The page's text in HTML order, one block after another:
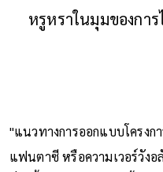
หรูหราในมุมของกา
"แนวทางการออกแบบโครงก
แฟนตาซี หรือความเวอร์วัง